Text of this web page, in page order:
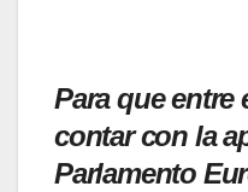
Para que entre
contar con la
Parlamento